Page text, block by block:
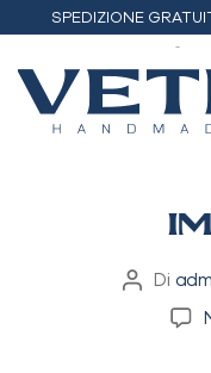
SPEDIZIONE
Autore
articolo
Di